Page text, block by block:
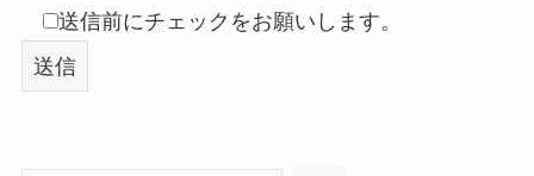
送信前にチェックをお願いします。